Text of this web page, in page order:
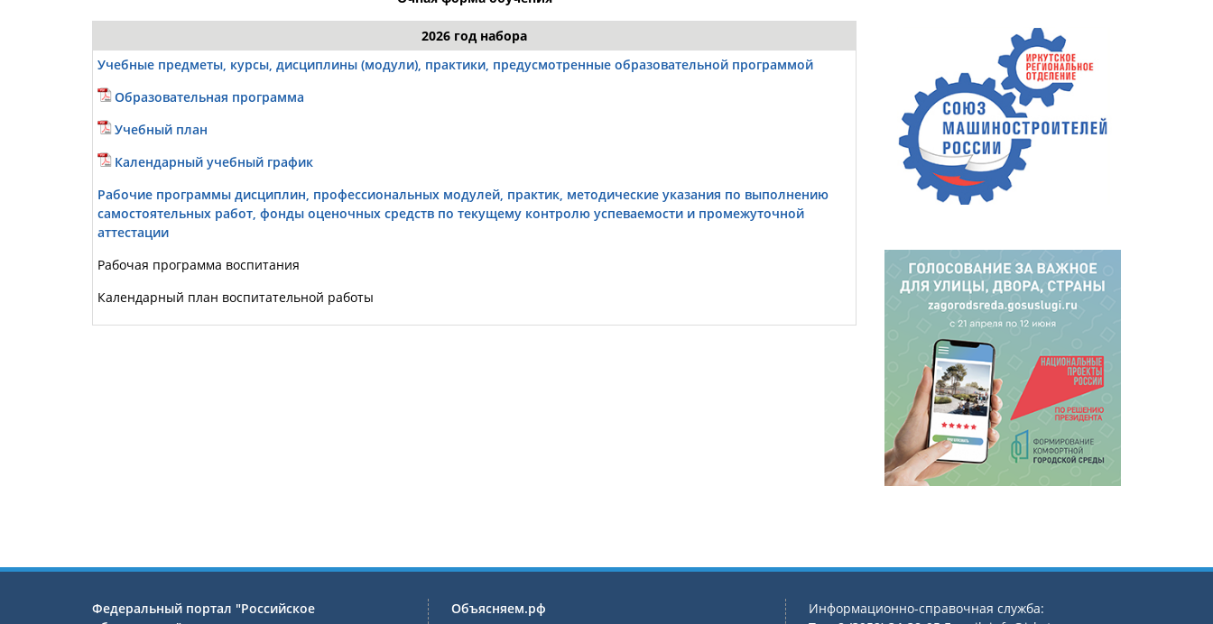
2026 год набора
Учебные предметы, курсы, дисциплины (модули), практики, предусмотренные образовательной программой
Образовательная программа
Учебный план
Календарный учебный график
Рабочие программы дисциплин, профессиональных модулей, практик, методические указания по выполнению
самостоятельных работ, фонды оценочных средств по текущему контролю успеваемости и промежуточной
аттестации
Рабочая программа воспитания
Календарный план воспитательной работы
Федеральный портал "Российское
Объясняем.рф
Информационно-справочная служба: